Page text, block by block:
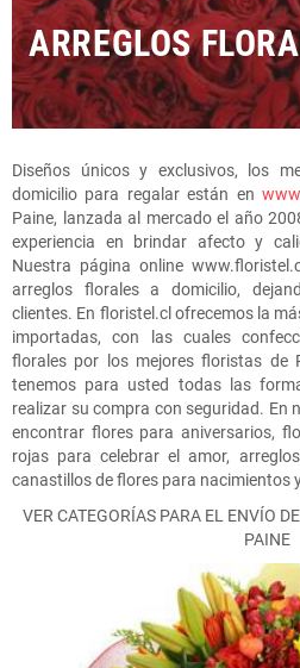
ARREGLOS
Diseños únicos y exclusivos, los
domicilio para regalar están en
Paine, lanzada al mercado el año
experiencia en brindar afecto y
Nuestra página online
arreglos florales a domicilio,
clientes. En floristel.cl ofrecemos la
importadas, con las cuales
florales por los mejores floristas de
tenemos para usted todas las
realizar su compra con seguridad. En
encontrar flores para aniversarios,
rojas para celebrar el amor,
canastillos de flores para nacimientos
VER CATEGORÍAS PARA EL ENVÍO
PAINE